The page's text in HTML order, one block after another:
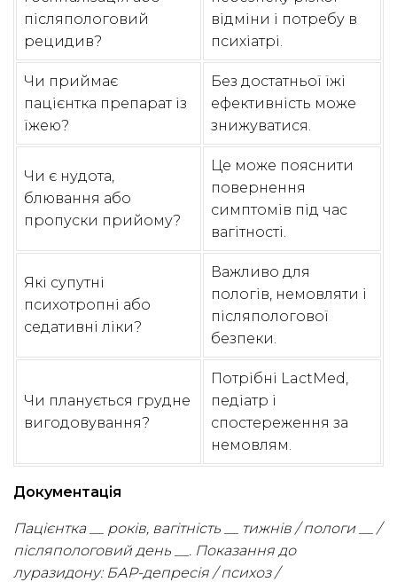
післяпологовий
рецидив?
відміни і потребу в
психіатрі.
Чи приймає
пацієнтка препарат із
їжею?
Без достатньої їжі
ефективність може
знижуватися.
Чи є нудота,
блювання або
пропуски прийому?
Це може пояснити
повернення
симптомів під час
вагітності.
Які супутні
психотропні або
седативні ліки?
Важливо для
пологів, немовляти і
післяпологової
безпеки.
Чи планується грудне
вигодовування?
Потрібні LactMed,
педіатр і
спостереження за
немовлям.
Документація
Пацієнтка __ років, вагітність __ тижнів / пологи __ /
післяпологовий день __. Показання до
луразидону: БАР-депресія / психоз /